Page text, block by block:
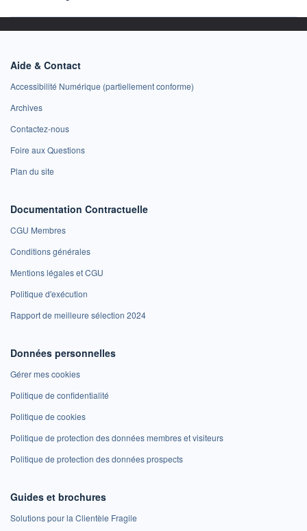
Aide & Contact
Accessibilité Numérique (partiellement conforme)
Archives
Contactez-nous
Foire aux Questions
Plan du site
Documentation Contractuelle
CGU Membres
Conditions générales
Mentions légales et CGU
Politique d'exécution
Rapport de meilleure sélection 2024
Données personnelles
Gérer mes cookies
Politique de confidentialité
Politique de cookies
Politique de protection des données membres et visiteurs
Politique de protection des données prospects
Guides et brochures
Solutions pour la Clientèle Fragile